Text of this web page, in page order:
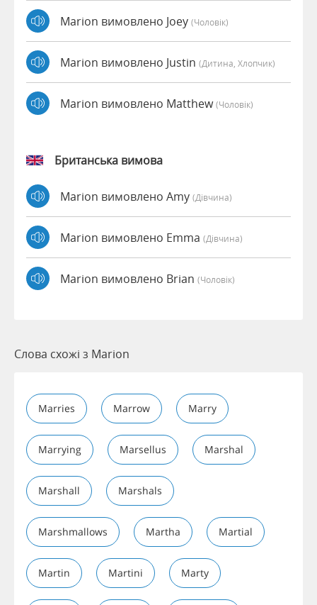
Marion вимовлено Joey (чоловік)
Marion вимовлено Justin (дитина, Хлопчик)
Marion вимовлено Matthew(чоловік)
Британська вимова
Marion вимовлено Amy (дівчина)
Marion вимовлено Emma (дівчина)
Marion вимовлено Brian (чоловік)
Слова схожі з Marion
Marries Marrow Marry
Marrying Marsellus Marshal
Marshall Marshals
Marshmallows Martha Martial
Martin Martini Marty